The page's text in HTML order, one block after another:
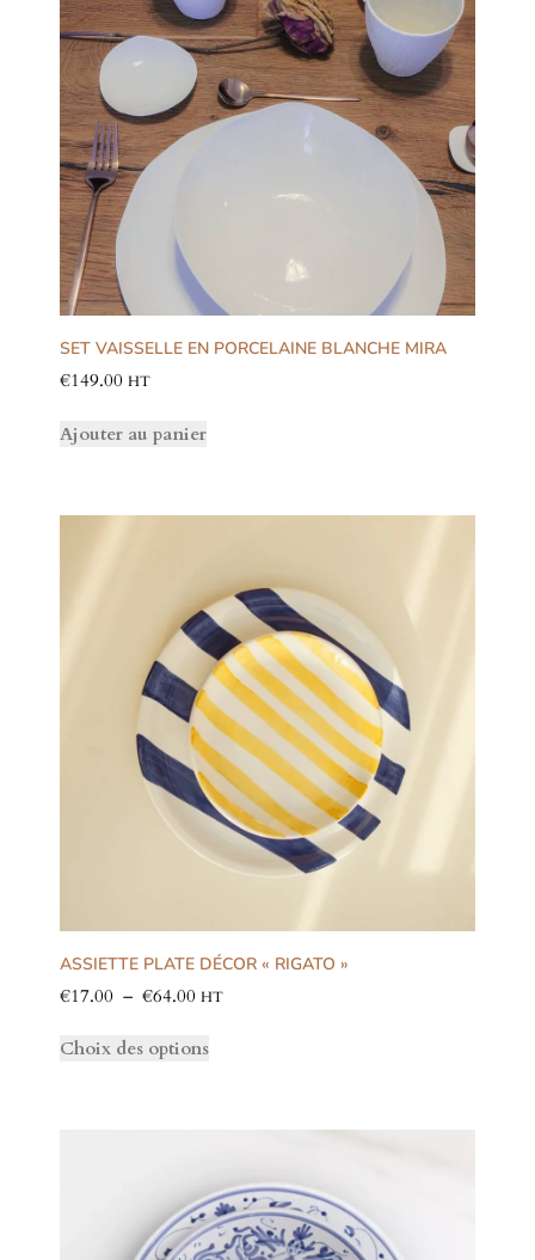
SET VAISSELLE EN PORCELAINE BLANCHE MIRA
€149.00 HT
Ajouter au panier
ASSIETTE PLATE DÉCOR « RIGATO »
€17.00 – €64.00 HT
Choix des options